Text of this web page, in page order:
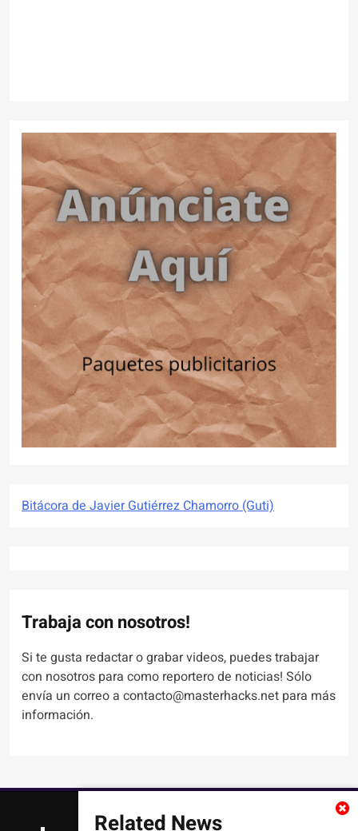
Related News
Bitácora de Javier Gutiérrez Chamorro (Guti)
Trabaja con nosotros!
Si te gusta redactar o grabar videos, puedes trabajar
con nosotros para como reportero de noticias! Sólo
envía un correo a contacto@masterhacks.net para más
información.